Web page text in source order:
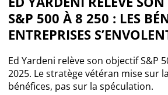
Actualité Ethereum
Actualité Altcoins
Actualité NFT
S&P 500 À 8 250 : LES
ENTREPRISES
Ed Yardeni relève son objectif S&P
2025. Le stratège vétéran mise sur
bénéfices, pas sur la spéculation.